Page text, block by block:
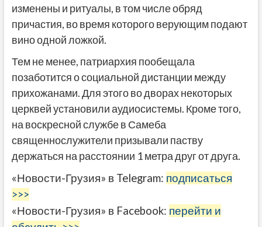
изменены и ритуалы, в том числе обряд
причастия, во время которого верующим подают
вино одной ложкой.
Тем не менее, патриархия пообещала
позаботится о социальной дистанции между
прихожанами. Для этого во дворах некоторых
церквей установили аудиосистемы. Кроме того,
на воскресной службе в Самеба
священнослужители призывали паству
держаться на расстоянии 1 метра друг от друга.
«Новости-Грузия» в Telegram: подписаться
>>>
«Новости-Грузия» в Facebook: перейти и